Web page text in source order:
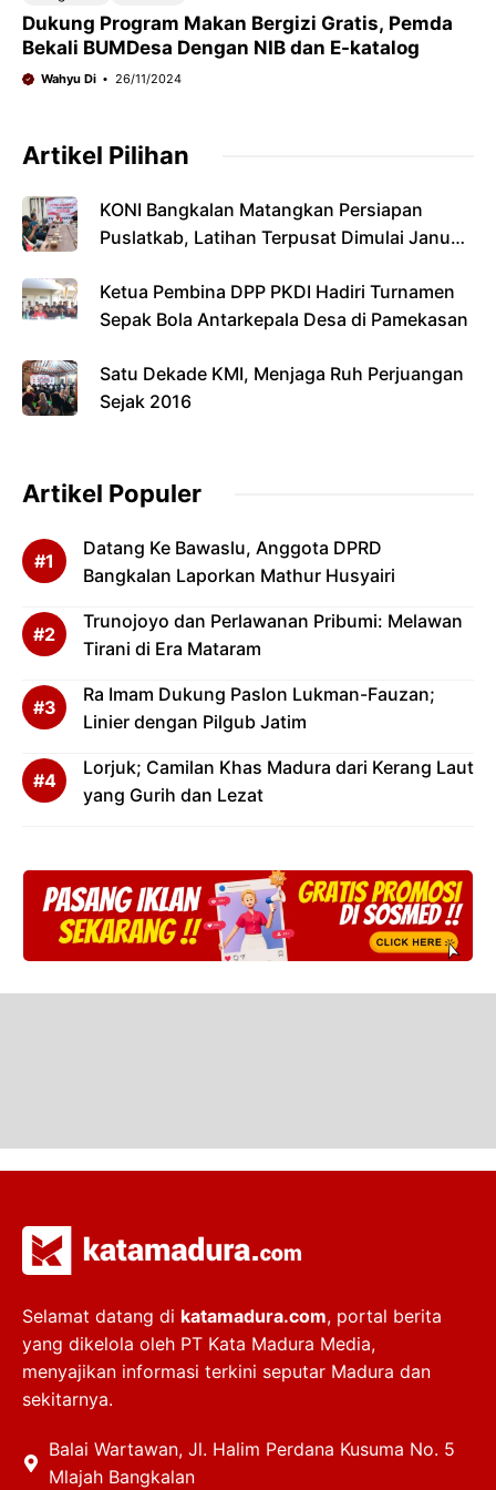
Dukung Program Makan Bergizi Gratis, Pemda
Bekali BUMDesa Dengan NIB dan E-katalog
Wahyu Di 26/11/2024
Artikel Pilihan
KONI Bangkalan Matangkan Persiapan
Puslatkab, Latihan Terpusat Dimulai Januari
Ketua Pembina DPP PKDI Hadiri Turnamen
Sepak Bola Antarkepala Desa di Pamekasan
Satu Dekade KMI, Menjaga Ruh Perjuangan
Sejak 2016
Artikel Populer
Datang Ke Bawaslu, Anggota DPRD
Bangkalan Laporkan Mathur Husyairi
Trunojoyo dan Perlawanan Pribumi: Melawan
Tirani di Era Mataram
Ra Imam Dukung Paslon Lukman-Fauzan;
Linier dengan Pilgub Jatim
Lorjuk; Camilan Khas Madura dari Kerang Laut
yang Gurih dan Lezat
Selamat datang di katamadura.com, portal berita
yang dikelola oleh PT Kata Madura Media,
menyajikan informasi terkini seputar Madura dan
sekitarnya.
Balai Wartawan, Jl. Halim Perdana Kusuma No. 5
Mlajah Bangkalan